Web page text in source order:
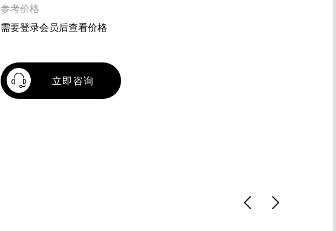
参考价格
需要登录会员后查看价格
立即咨询